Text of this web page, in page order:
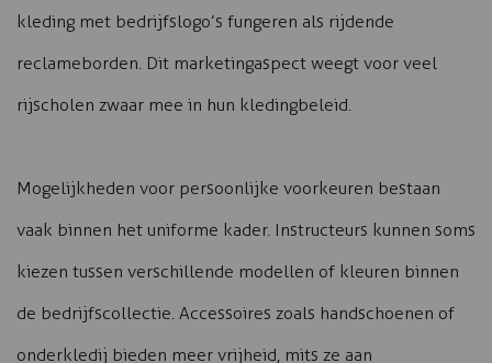
kleding met bedrijfslogo’s fungeren als rijdende
reclameborden. Dit marketingaspect weegt voor veel
rijscholen zwaar mee in hun kledingbeleid.
Mogelijkheden voor persoonlijke voorkeuren bestaan
vaak binnen het uniforme kader. Instructeurs kunnen soms
kiezen tussen verschillende modellen of kleuren binnen
de bedrijfscollectie. Accessoires zoals handschoenen of
onderkledij bieden meer vrijheid, mits ze aan